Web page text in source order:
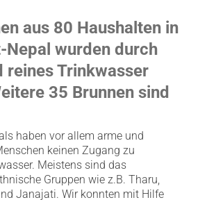
aus 80 Haushalten in
Nepal wurden durch
reines Trinkwasser
35 Brunnen sind
haben vor allem arme und
keinen Zugang zu
Meistens sind das
Gruppen wie z.B. Tharu,
Janajati. Wir konnten mit Hilfe